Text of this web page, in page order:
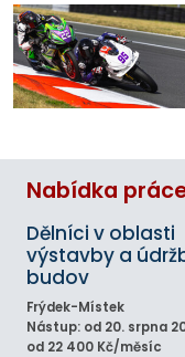
Nabídka
Dělníci v oblasti
výstavby a
budov
Frýdek-Místek
Nástup: od 20. srpna
od 22 400 Kč/měsíc